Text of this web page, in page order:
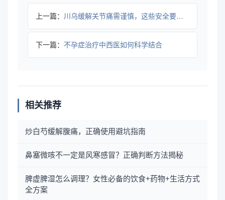
上一篇： 川乌缓解关节痛需谨慎，这些安全要点要牢记
下一篇： 不孕症治疗中西医如何科学结合
相关推荐
炒白芍缓解腹痛，正确使用避坑指南
鼻塞微咳不一定是风寒感冒？正确判断方法揭秘
脾虚脾湿怎么调理？女性必备的饮食+药物+生活方式
全方案